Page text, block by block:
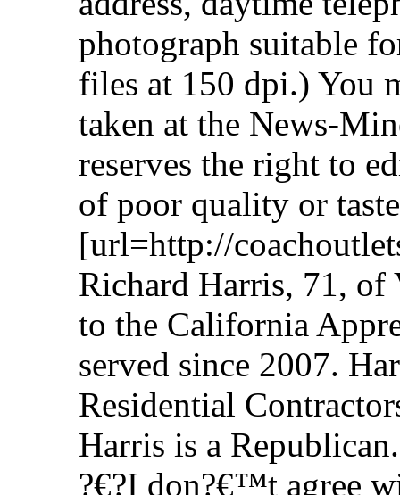
photograph suitable
files at 150 dpi.) You
taken at the News-
reserves the right to
of poor quality or
[url=http://
Richard Harris, 71, of
to the California
served since 2007.
Residential
Harris is a Republican.
?€?I don?€™t agree